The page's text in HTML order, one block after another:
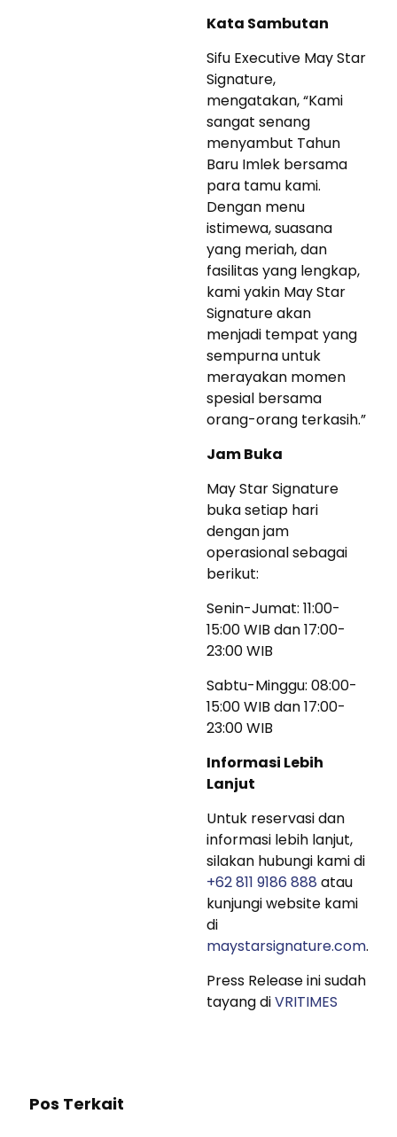
Kata Sambutan
Sifu Executive May Star
Signature,
mengatakan, “Kami
sangat senang
menyambut Tahun
Baru Imlek bersama
para tamu kami.
Dengan menu
istimewa, suasana
yang meriah, dan
fasilitas yang lengkap,
kami yakin May Star
Signature akan
menjadi tempat yang
sempurna untuk
merayakan momen
spesial bersama
orang-orang terkasih.”
Jam Buka
May Star Signature
buka setiap hari
dengan jam
operasional sebagai
berikut:
Senin-Jumat: 11:00-
15:00 WIB dan 17:00-
23:00 WIB
Sabtu-Minggu: 08:00-
15:00 WIB dan 17:00-
23:00 WIB
Informasi Lebih
Lanjut
Untuk reservasi dan
informasi lebih lanjut,
silakan hubungi kami di
+62 811 9186 888 atau
kunjungi website kami
di
maystarsignature.com.
Press Release ini sudah
tayang diVRITIMES
Pos Terkait